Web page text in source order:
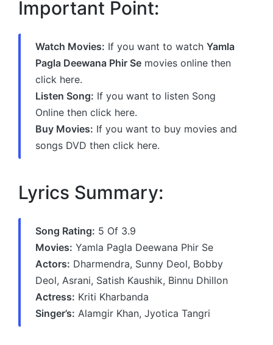
Important Point:
Watch Movies: If you want to watch Yamla
Pagla Deewana Phir Se movies online then
click here.
Listen Song: If you want to listen Song
Online then click here.
Buy Movies: If you want to buy movies and
songs DVD then click here.
Lyrics Summary:
Song Rating: 5 Of 3.9
Movies: Yamla Pagla Deewana Phir Se
Actors: Dharmendra, Sunny Deol, Bobby
Deol, Asrani, Satish Kaushik, Binnu Dhillon
Actress: Kriti Kharbanda
Singer’s: Alamgir Khan, Jyotica Tangri